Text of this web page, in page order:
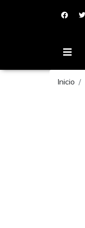
Inicio